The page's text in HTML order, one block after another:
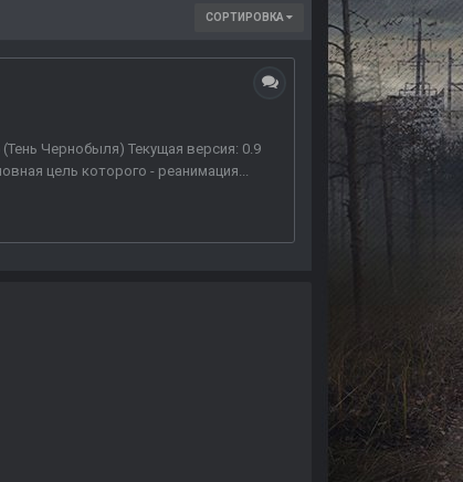
СОРТИРОВКА
(Тень Чернобыля) Текущая версия: 0.9
цель которого - реанимация...